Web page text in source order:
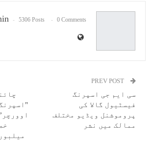
5306 Posts 0 Comments
سی ایم جی اسپرنگ
فیسٹیول گالا کی
پروموشنل ویڈیو مختلف
ممالک میں نشر